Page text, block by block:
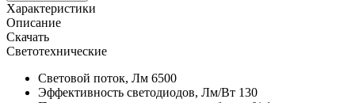
Характеристики
Описание
Скачать
Светотехнические
Световой поток, Лм 6500
Эффективность светодиодов, Лм/Вт 130